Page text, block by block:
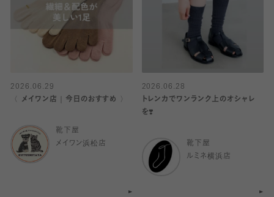
2026.06.29
〈 メイワン店｜今日のおすすめ 〉
靴下屋
メイワン浜松店
2026.06.28
トレンカでワンランク上のオシャレ
を❣️
靴下屋
ルミネ横浜店